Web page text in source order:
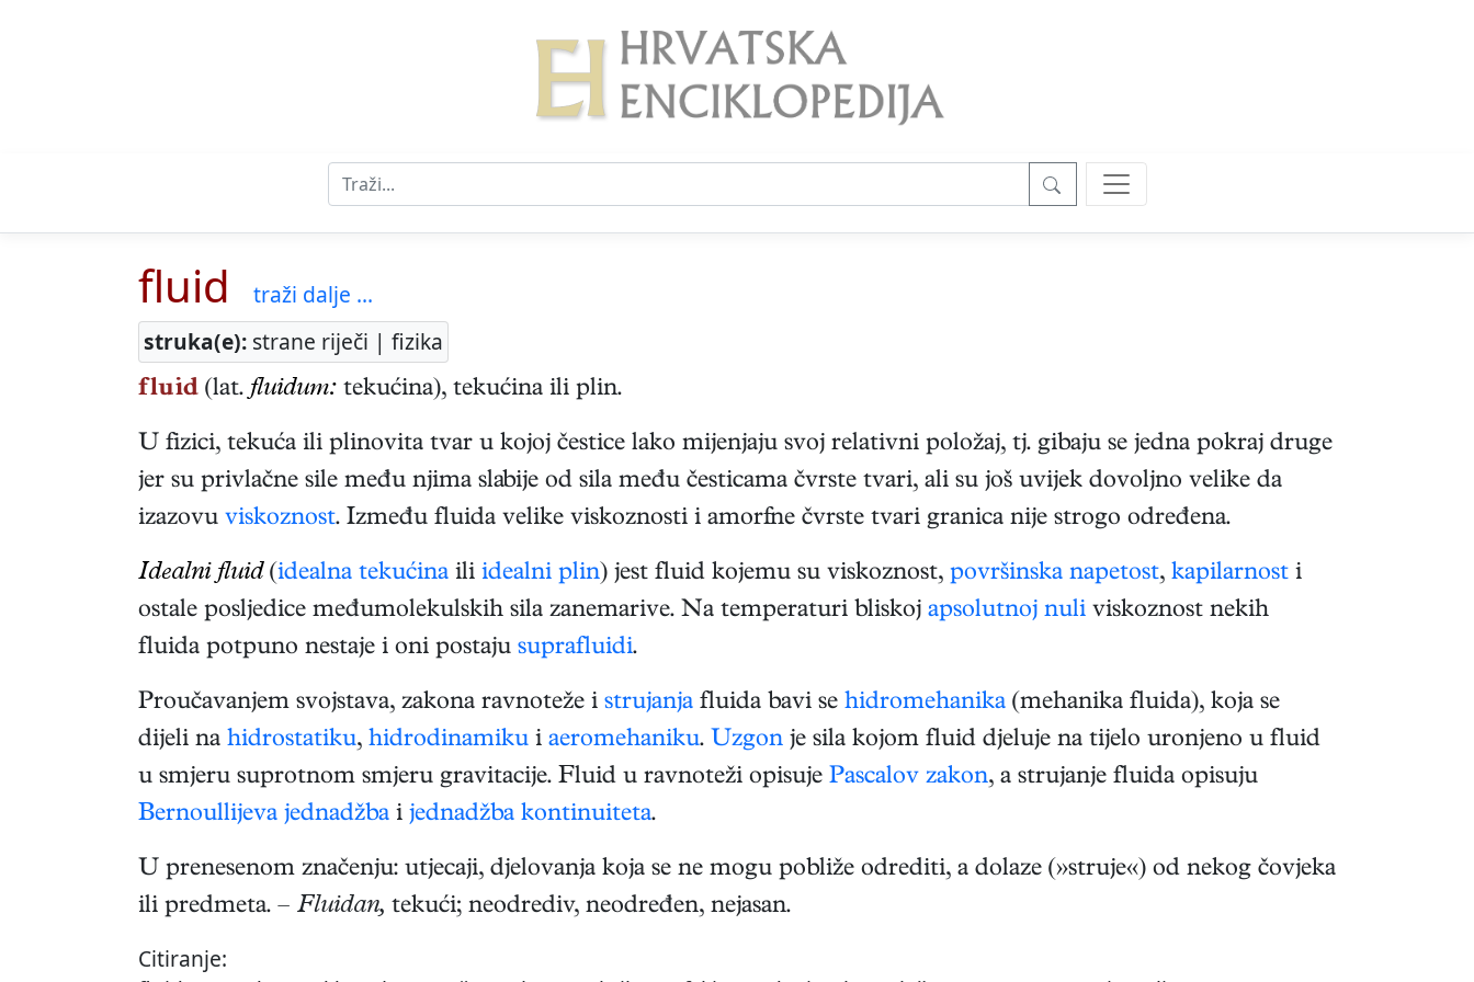
fluid
traži dalje ...
struka(e): strane riječi | fizika
fluid (lat.fluidum: tekućina), tekućina ili plin.
U fizici, tekuća ili plinovita tvar u kojoj čestice lako mijenjaju svoj relativni položaj, tj. gibaju se jedna pokraj druge
jer su privlačne sile među njima slabije od sila među česticama čvrste tvari, ali su još uvijek dovoljno velike da
izazovu viskoznost. Između fluida velike viskoznosti i amorfne čvrste tvari granica nije strogo određena.
Idealni fluid (idealna tekućina ili idealni plin) jest fluid kojemu su viskoznost, površinska napetost, kapilarnost i
ostale posljedice međumolekulskih sila zanemarive. Na temperaturi bliskoj apsolutnoj nuli viskoznost nekih
fluida potpuno nestaje i oni postaju suprafluidi.
Proučavanjem svojstava, zakona ravnoteže i strujanja fluida bavi se hidromehanika (mehanika fluida), koja se
dijeli na hidrostatiku, hidrodinamiku i aeromehaniku. Uzgon je sila kojom fluid djeluje na tijelo uronjeno u fluid
u smjeru suprotnom smjeru gravitacije. Fluid u ravnoteži opisuje Pascalov zakon, a strujanje fluida opisuju
Bernoullijeva jednadžba i jednadžba kontinuiteta.
U prenesenom značenju: utjecaji, djelovanja koja se ne mogu pobliže odrediti, a dolaze (»struje«) od nekog čovjeka
ili predmeta. – Fluidan, tekući; neodrediv, neodređen, nejasan.
Citiranje: